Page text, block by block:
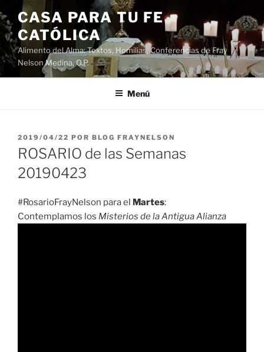
Saltar
al
contenido
CASA PARA TU FE
CATÓLICA
Alimento del Alma: Textos, Homilias, Conferencias de Fray
Nelson Medina, O.P.
Menú
PUBLICADO
EL
2019/04/22 POR BLOG FRAYNELSON
ROSARIO de las Semanas
20190423
#RosarioFrayNelson para el Martes:
Contemplamos los Misterios de la Antigua Alianza